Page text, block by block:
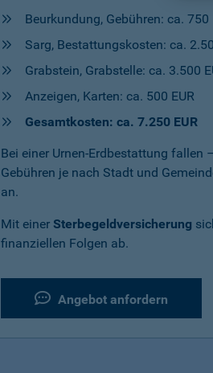
Beurkundung, Gebühren: ca. 750
Sarg, Bestattungskosten: ca.
Grabstein, Grabstelle: ca. 3.500
Anzeigen, Karten: ca. 500 EUR
Gesamtkosten: ca. 7.250 EUR
Bei einer Urnen-Erdbestattung fallen
Gebühren je nach Stadt und
an.
Mit einer Sterbegeldversicherung
finanziellen Folgen ab.
Angebot anfordern